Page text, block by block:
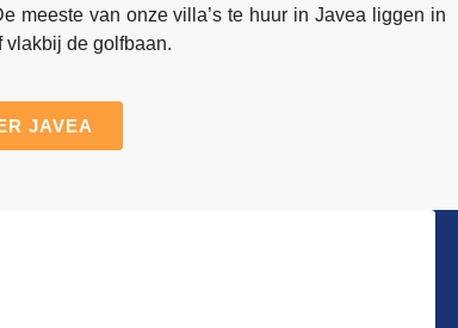
meeste van onze villa’s te huur in Javea liggen in
vlakbij de golfbaan.
JAVEA